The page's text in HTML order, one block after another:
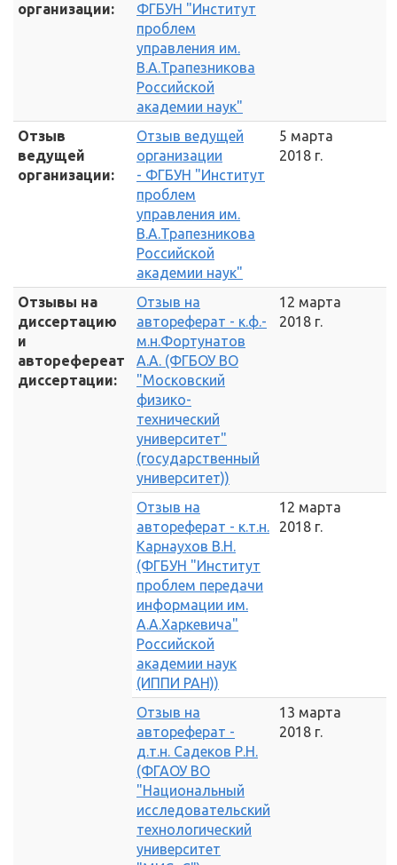
организации:
ФГБУН "Институт
проблем
управления им.
В.А.Трапезникова
Российской
академии наук"
Отзыв
ведущей
организации:
Отзыв ведущей
организации
- ФГБУН "Институт
проблем
управления им.
В.А.Трапезникова
Российской
академии наук"
5 марта
2018 г.
Отзывы на
диссертацию
и
авторефереат
диссертации:
Отзыв на
автореферат - к.ф.-
м.н.Фортунатов
А.А. (ФГБОУ ВО
"Московский
физико-
технический
университет"
(государственный
университет))
12 марта
2018 г.
Отзыв на
автореферат - к.т.н.
Карнаухов В.Н.
(ФГБУН "Институт
проблем передачи
информации им.
А.А.Харкевича"
Российской
академии наук
(ИППИ РАН))
12 марта
2018 г.
Отзыв на
автореферат -
д.т.н. Садеков Р.Н.
(ФГАОУ ВО
"Национальный
исследовательский
технологический
университет
13 марта
2018 г.